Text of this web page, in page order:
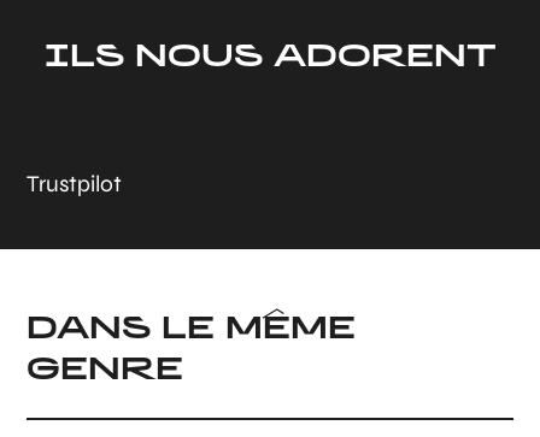
ILS NOUS ADORENT
Trustpilot
DANS LE MÊME
GENRE